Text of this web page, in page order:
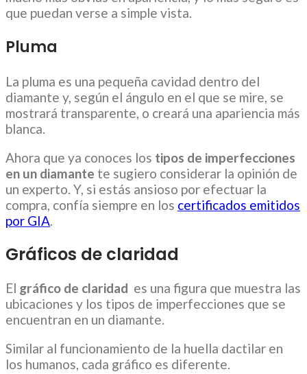
que puedan verse a simple vista.
Pluma
La pluma es una pequeña cavidad dentro del
diamante y, según el ángulo en el que se mire, se
mostrará transparente, o creará una apariencia más
blanca.
Ahora que ya conoces los tipos de imperfecciones
en un diamante te sugiero considerar la opinión de
un experto. Y, si estás ansioso por efectuar la
compra, confía siempre en los certificados emitidos
por GIA.
Gráficos de claridad
El gráfico de claridad es una figura que muestra las
ubicaciones y los tipos de imperfecciones que se
encuentran en un diamante.
Similar al funcionamiento de la huella dactilar en
los humanos, cada gráfico es diferente.